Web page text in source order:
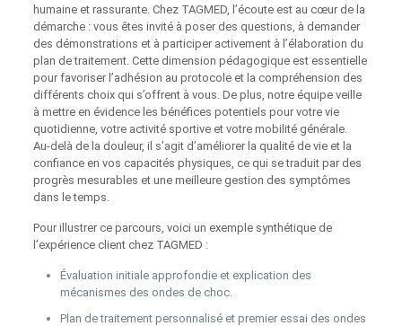
humaine et rassurante. Chez TAGMED, l’écoute est au cœur de la
démarche : vous êtes invité à poser des questions, à demander
des démonstrations et à participer activement à l’élaboration du
plan de traitement. Cette dimension pédagogique est essentielle
pour favoriser l’adhésion au protocole et la compréhension des
différents choix qui s’offrent à vous. De plus, notre équipe veille
à mettre en évidence les bénéfices potentiels pour votre vie
quotidienne, votre activité sportive et votre mobilité générale.
Au‑delà de la douleur, il s’agit d’améliorer la qualité de vie et la
confiance en vos capacités physiques, ce qui se traduit par des
progrès mesurables et une meilleure gestion des symptômes
dans le temps.
Pour illustrer ce parcours, voici un exemple synthétique de
l’expérience client chez TAGMED :
Évaluation initiale approfondie et explication des
mécanismes des ondes de choc.
Plan de traitement personnalisé et premier essai des ondes